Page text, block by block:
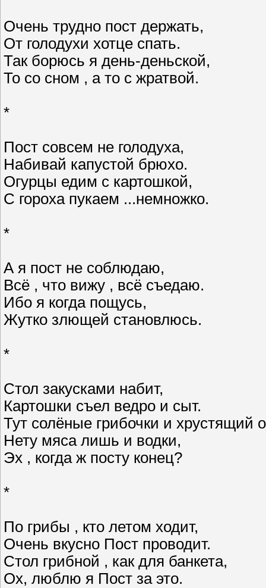
Очень трудно пост держать,
От голодухи хотце спать.
Так борюсь я день-деньской,
То со сном , а то с жратвой.
*
Пост совсем не голодуха,
Набивай капустой брюхо.
Огурцы едим с картошкой,
С гороха пукаем ...немножко.
*
А я пост не соблюдаю,
Всё , что вижу , всё съедаю.
Ибо я когда пощусь,
Жутко злющей становлюсь.
*
Стол закусками набит,
Картошки съел ведро и сыт.
Тут солёные грибочки и хрустящий
Нету мяса лишь и водки,
Эх , когда ж посту конец?
*
По грибы , кто летом ходит,
Очень вкусно Пост проводит.
Стол грибной , как для банкета,
Ох, люблю я Пост за это.